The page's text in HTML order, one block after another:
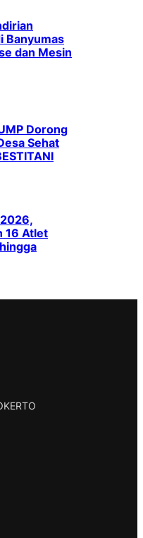
Banyumas
dan Mesin
Dorong
Sehat
2026,
16 Atlet